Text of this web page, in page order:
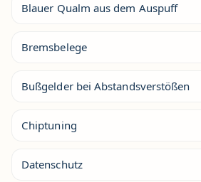
Blauer Qualm aus dem Auspuff
Bremsbelege
Bußgelder bei Abstandsverstößen
Chiptuning
Datenschutz